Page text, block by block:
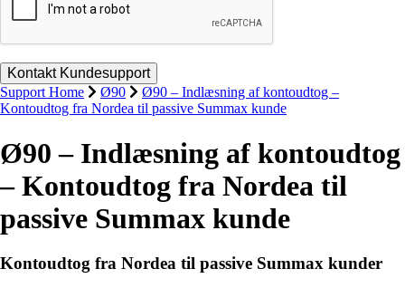
Support Home Ø90
Ø90 – Indlæsning af kontoudtog –
Kontoudtog fra Nordea til passive Summax kunde
Ø90 – Indlæsning af kontoudtog
– Kontoudtog fra Nordea til
passive Summax kunde
Kontoudtog fra Nordea til passive Summax kunder